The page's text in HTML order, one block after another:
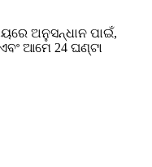
ଅନୁସନ୍ଧାନ ପାଇଁ,
ଆମେ 24 ଘଣ୍ଟା